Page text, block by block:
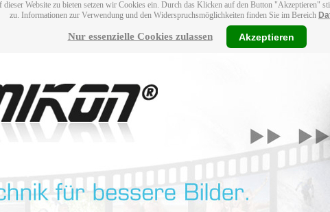
Website zu bieten setzen wir Cookies ein. Durch das Klicken auf den Button "Akzeptieren"
zu. Informationen zur Verwendung und den Widerspruchsmöglichkeiten finden Sie im Bereich
Nur essenzielle Cookies zulassen Akzeptieren